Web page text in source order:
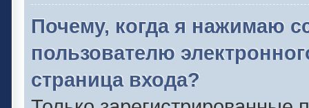
Почему, когда я нажимаю
пользователю
страница входа?